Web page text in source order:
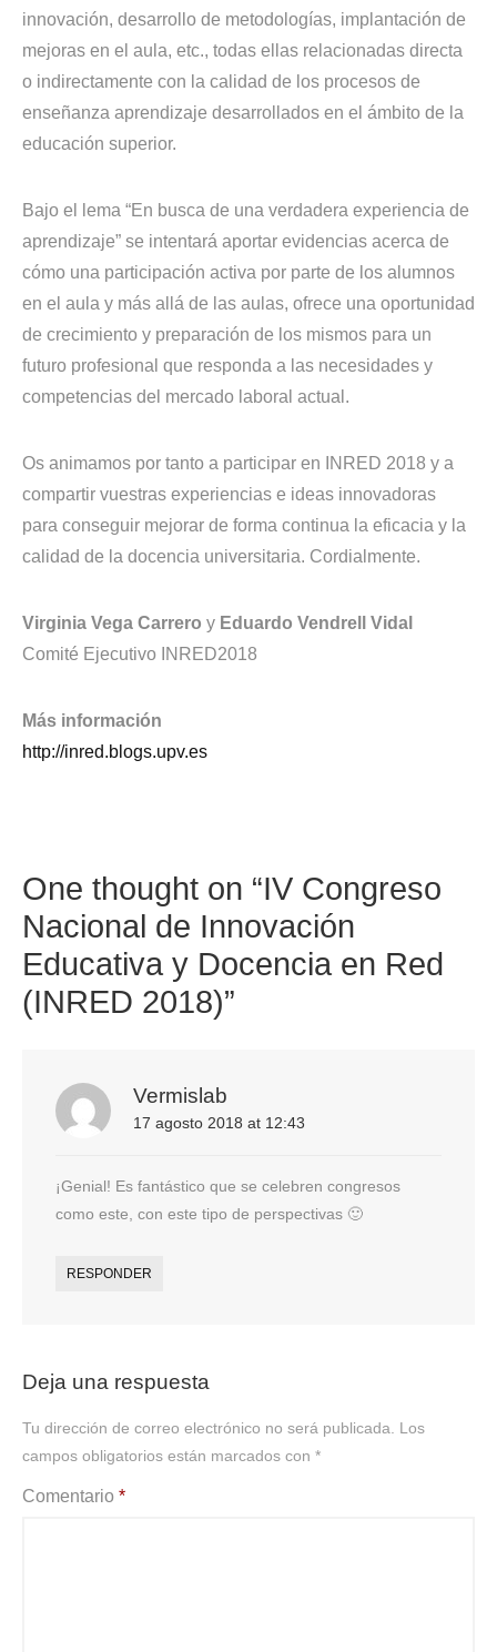
innovación, desarrollo de metodologías, implantación de
mejoras en el aula, etc., todas ellas relacionadas directa
o indirectamente con la calidad de los procesos de
enseñanza aprendizaje desarrollados en el ámbito de la
educación superior.
Bajo el lema “En busca de una verdadera experiencia de
aprendizaje” se intentará aportar evidencias acerca de
cómo una participación activa por parte de los alumnos
en el aula y más allá de las aulas, ofrece una oportunidad
de crecimiento y preparación de los mismos para un
futuro profesional que responda a las necesidades y
competencias del mercado laboral actual.
Os animamos por tanto a participar en INRED 2018 y a
compartir vuestras experiencias e ideas innovadoras
para conseguir mejorar de forma continua la eficacia y la
calidad de la docencia universitaria. Cordialmente.
Virginia Vega Carrero y Eduardo Vendrell Vidal
Comité Ejecutivo INRED2018
Más información
http://inred.blogs.upv.es
One thought on “IV Congreso
Nacional de Innovación
Educativa y Docencia en Red
(INRED 2018)”
Vermislab
17 agosto 2018 at 12:43
¡Genial! Es fantástico que se celebren congresos
como este, con este tipo de perspectivas 🙂
RESPONDER
Deja una respuesta
Tu dirección de correo electrónico no será publicada.
Los
campos obligatorios están marcados con *
Comentario *